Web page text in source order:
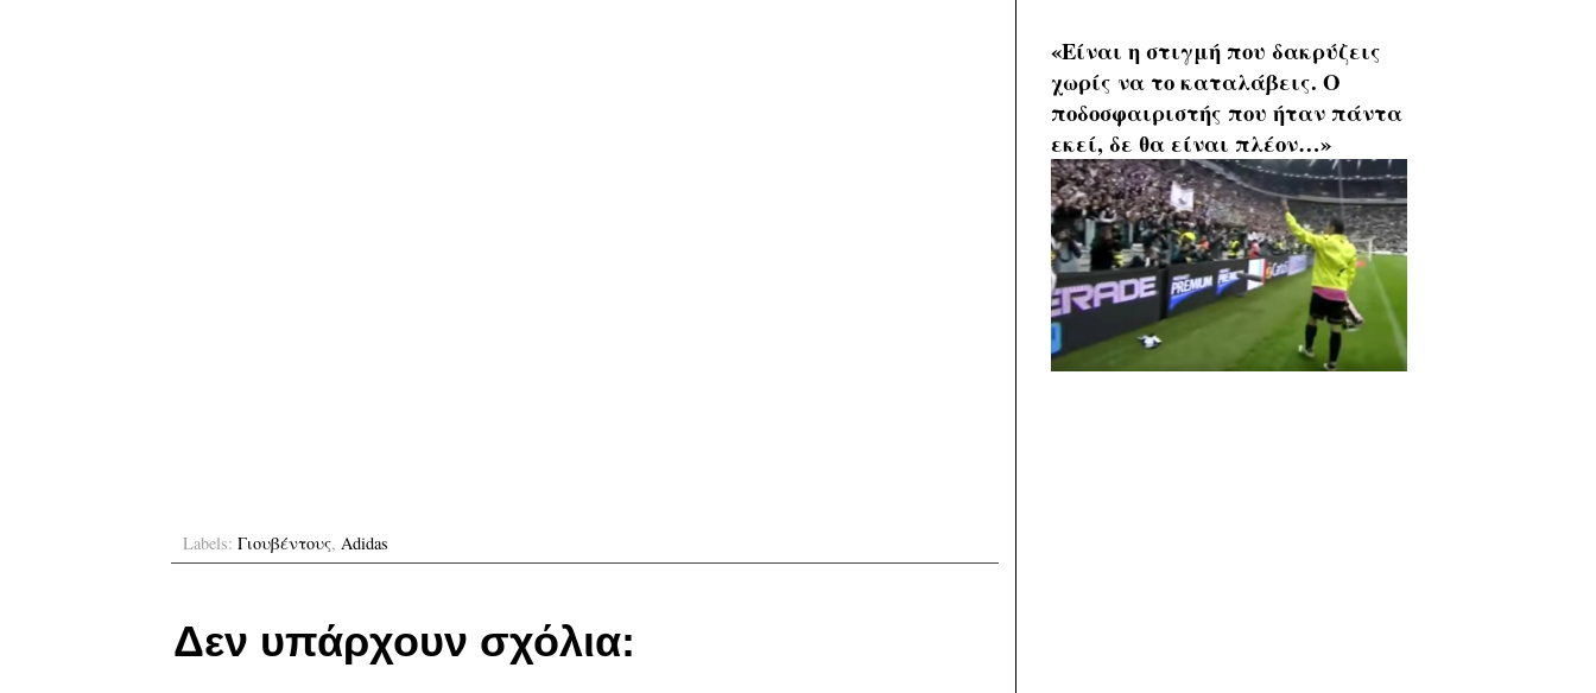
Labels: Γιουβέντους, Adidas
Δεν υπάρχουν σχόλια:
«Είναι η στιγμή που δακρύζεις
χωρίς να το καταλάβεις. Ο
ποδοσφαιριστής που ήταν πάντα
εκεί, δε θα είναι πλέον…»